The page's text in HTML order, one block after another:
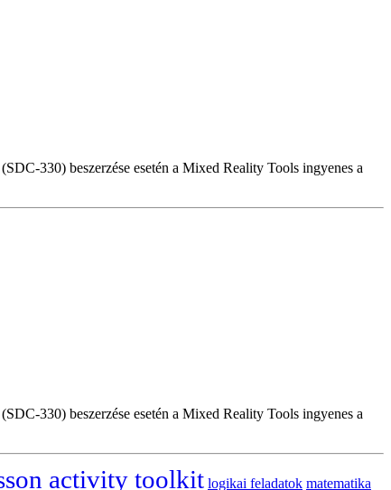
330) beszerzése esetén a Mixed Reality Tools ingyenes a
330) beszerzése esetén a Mixed Reality Tools ingyenes a
activity toolkit logikai feladatok matematika